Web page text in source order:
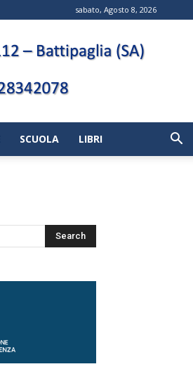
sabato, Agosto 8, 2026
SCUOLA LIBRI